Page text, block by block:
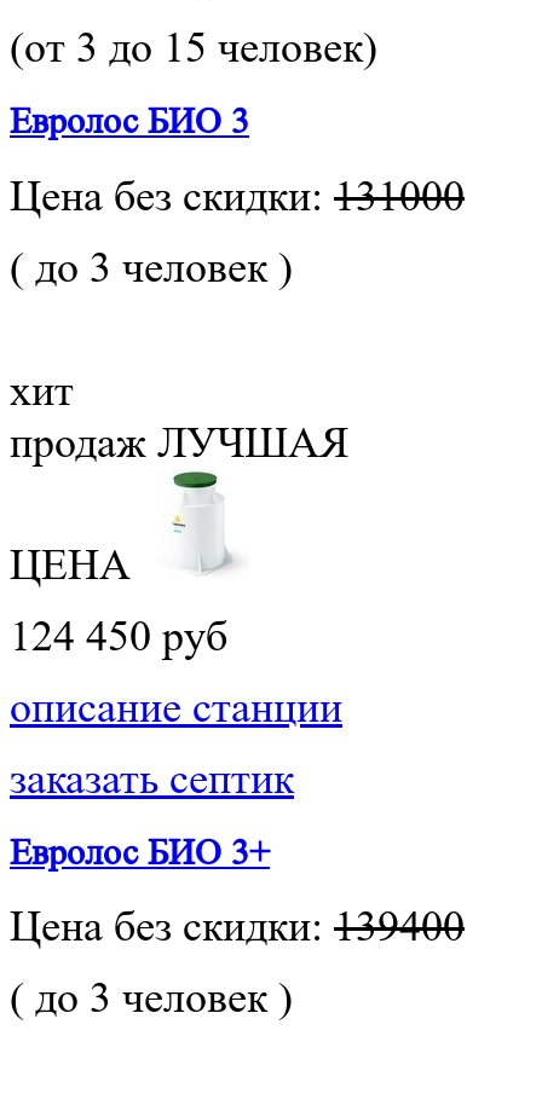
(от 3 до 15 человек)
Евролос БИО 3
Цена без скидки: 131000
( до 3 человек )
хит
продаж ЛУЧШАЯ
ЦЕНА
124 450 руб
описание станции
заказать септик
Евролос БИО 3+
Цена без скидки: 139400
( до 3 человек )